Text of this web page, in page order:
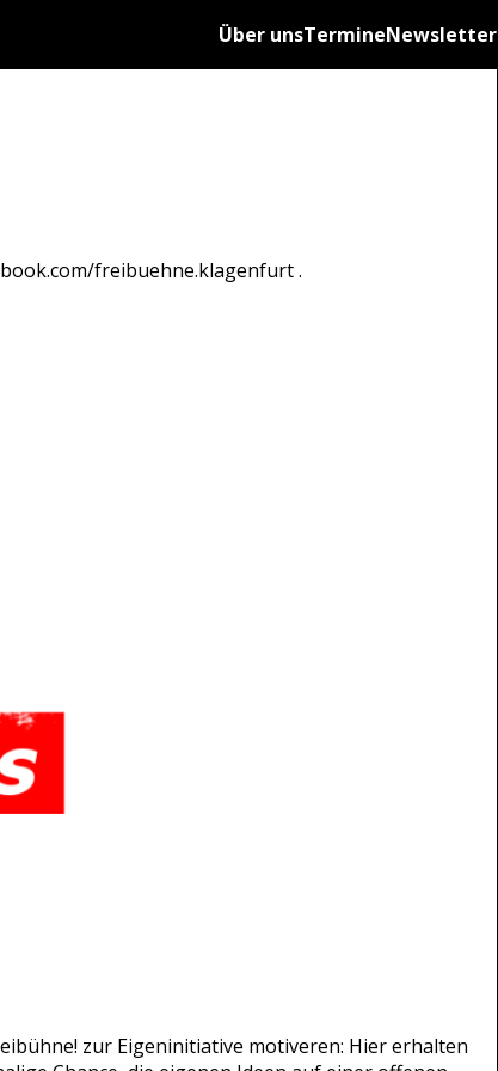
Über unsTermineNewsletter
freibuehne.klagenfurt .
zur Eigeninitiative motiveren: Hier erhalten